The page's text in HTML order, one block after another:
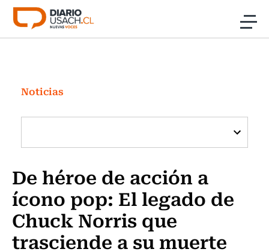
Click acá para ir directamente al contenido
Investigación
Cultura
Programas Radio y TV Usach
Noticias
De héroe de acción a
ícono pop: El legado de
Chuck Norris que
trasciende a su muerte